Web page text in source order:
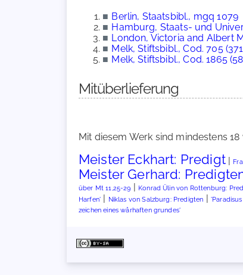
■ Berlin, Staatsbibl., mgq 1079
■ Hamburg, Staats- und
■ London, Victoria and Albert
■ Melk, Stiftsbibl., Cod. 705
■ Melk, Stiftsbibl., Cod. 1865
Mitüberlieferung
Mit diesem Werk sind mindestens
Meister Eckhart: Predigt|
Meister Gerhard:
über Mt 11,25-29 | Konrad Ülin von Rottenburg:
Harfen' | Niklas von Salzburg: Predigten |
zeichen eines wârhaften grundes'